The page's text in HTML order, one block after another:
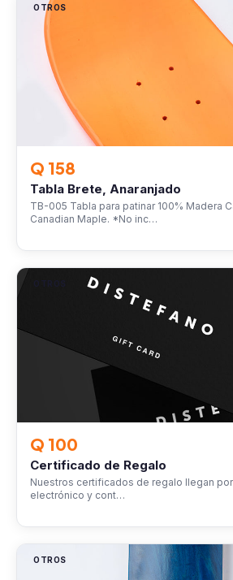
OTROS
Q 158
Tabla Brete, Anaranjado
TB-005 Tabla para patinar 100% Madera
Canadian Maple. *No inc…
OTROS
Q 100
Certificado de Regalo
Nuestros certificados de regalo llegan
electrónico y cont…
OTROS